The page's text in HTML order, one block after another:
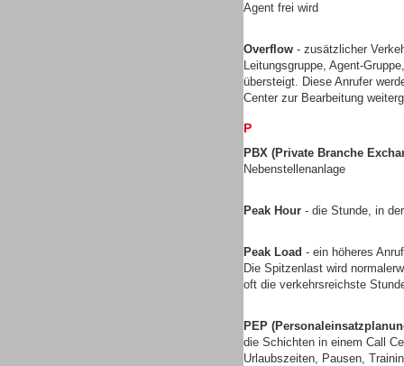
Agent frei wird
Overflow - zusätzlicher
Leitungsgruppe, Agent-
übersteigt. Diese Anrufer
Center zur Bearbeitung
P
PBX (Private Branche
Nebenstellenanlage
Peak Hour - die Stunde, in
Peak Load - ein höheres
Die Spitzenlast wird
oft die verkehrsreichste
PEP
die Schichten in einem Call
Urlaubszeiten, Pausen,